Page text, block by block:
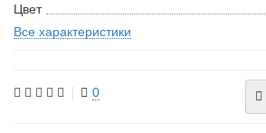
Цвет
Все характеристики
0